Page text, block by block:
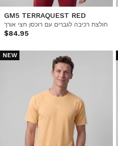
GM5 TERRAQUEST RED
חולצת רכיבה לגברים עם רוכסן חצי אורך
$84.95
NEW